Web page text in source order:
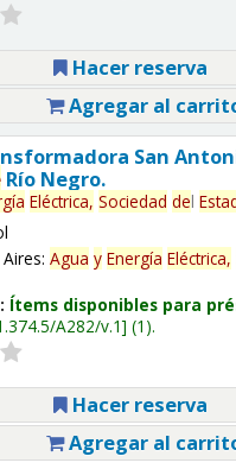
Hacer reserva
Agregar al
San
Río Negro.
Eléctrica, Sociedad del
Agua y Energía Eléctrica,
Ítems disponibles para
A282/v.1 (1).
Hacer reserva
Agregar al